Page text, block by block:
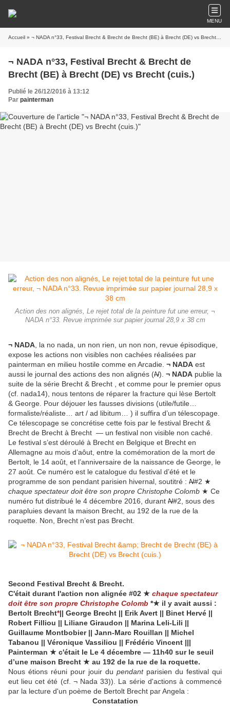
MENU
Accueil » ¬ NADA n°33, Festival Brecht & Brecht de Brecht (BE) à Brecht (DE) vs Brecht (cuis.)
¬ NADA n°33, Festival Brecht & Brecht de
Brecht (BE) à Brecht (DE) vs Brecht (cuis.)
Publié le 26/12/2016 à 13:12
Par painterman
Action des non alignés, Le rejet total de la peinture fut une erreur, ¬
NADA n°33. Revue imprimée sur papier journal 28,9 x 38 cm
¬ NADA , la no nada, un non rien, un non non, revue épisodique,
expose les actions non visibles non cachées réalisées par
painterman en milieu hostile comme en Arcadie. ¬ NADA est
aussi le journal des actions des non alignés (N). ¬ NADA publie la
suite de la série Brecht & Brecht , et comme pour le premier opus
(cf. nada14), nous tentons de réparer la fracture qui lèse Bertolt
& George. Pour déjouer les fausses divisions (utile/futile…
formaliste/réaliste… art / ad libitum… ) il suffira d’un télescopage.
Ce télescopage se concrétise cette fois par le festival Brecht &
Brecht de Brecht à Brecht — un festival non visible non caché.
Le festival s’est déroulé à Brecht en Belgique et Brecht en
Allemagne au mois d’aôut, entre la comémoration de la mort de
Bertolt, le 14 août, et l’anniversaire de la naissance de George, le
27 août. Ce numéro est le catalogue du festival d’été et le
programme de son pendant parisien hivernal, soutitré : N#2 ★
chaque spectateur doit être son propre Christophe Colomb ★ Ce
numéro fut distribué le 4 décembre 2016, durant N#2, sous des
parapluies devant la maison Brecht, au 192 de la rue de la
roquette. Non, Brecht n’est pas Brecht.
Second Festival Brecht & Brecht.
C'était durant l'action non alignée #02 ★ chaque spectateur
doit être son propre Christophe Colomb *★ il y avait aussi :
Bertolt Brecht*|| George Brecht || Erik Avert || Binet Hervé ||
Robert Filliou || Liliane Giraudon || Marina Leli-Lili ||
Guillaume Montbobier || Jann-Marc Rouillan || Michel
Tabanou || Véronique Vassiliou || Frédéric Vincent |||
Painterman ★ c'était le Le 4 décembre — 11h40 sur le seuil
d’une maison Brecht ★ au 192 de la rue de la roquette.
Nous étions réuni pour jouir du pendantparisien du festival qui
eut lieu cet été (cf. ¬ Nada 33)). La série d'actions à commencé
par la lecture d'un poème de Bertolt Brecht par Angela :
Constatation